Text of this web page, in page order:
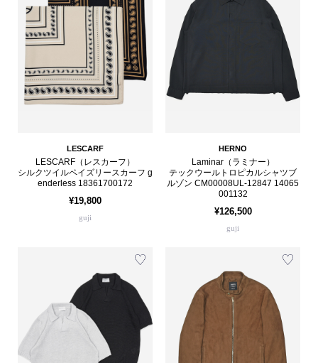
LESCARF
LESCARF（レスカーフ）
シルクツイルペイズリースカーフ g
enderless 18361700172
¥19,800
guji
HERNO
Laminar（ラミナー）
テックウールトロピカルシャツブ
ルゾン CM00008UL-12847 14065
001132
¥126,500
guji